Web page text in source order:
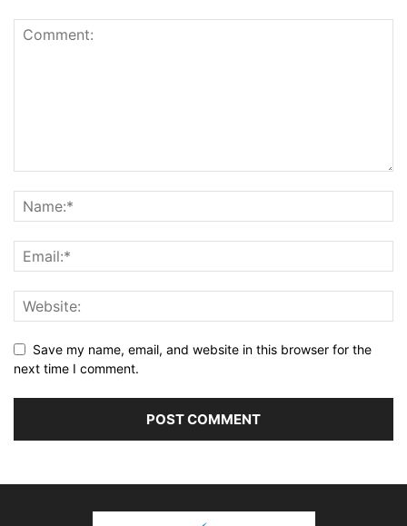
Save my name, email, and website in this browser for the
next time I comment.